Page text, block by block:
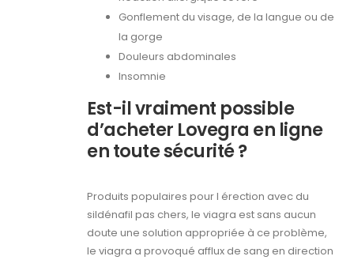
Gonflement du visage, de la langue ou de
la gorge
Douleurs abdominales
Insomnie
Est-il vraiment possible
d’acheter Lovegra en ligne
en toute sécurité ?
Produits populaires pour l érection avec du
sildénafil pas chers, le viagra est sans aucun
doute une solution appropriée à ce problème,
le viagra a provoqué afflux de sang en direction